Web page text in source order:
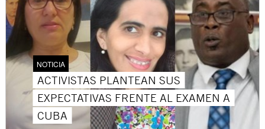
NOTICIA
ACTIVISTAS PLANTEAN SUS
EXPECTATIVAS FRENTE AL EXAMEN A
CUBA